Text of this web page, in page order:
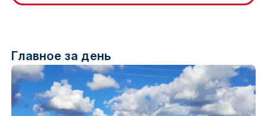
Главное за день